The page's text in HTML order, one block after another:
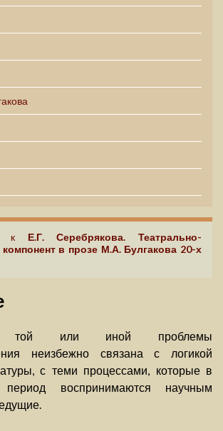
к Е.Г. Серебрякова. Театрально-
в прозе М.А. Булгакова 20-х
той или иной проблемы
неизбежно связана с логикой
с теми процессами, которые в
период воспринимаются научным